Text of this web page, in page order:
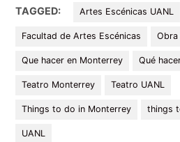
TAGGED: Artes Escénicas UANL
Facultad de Artes Escénicas Obra
Que hacer en Monterrey Qué
Teatro Monterrey Teatro UANL
Things to do in Monterrey things
UANL